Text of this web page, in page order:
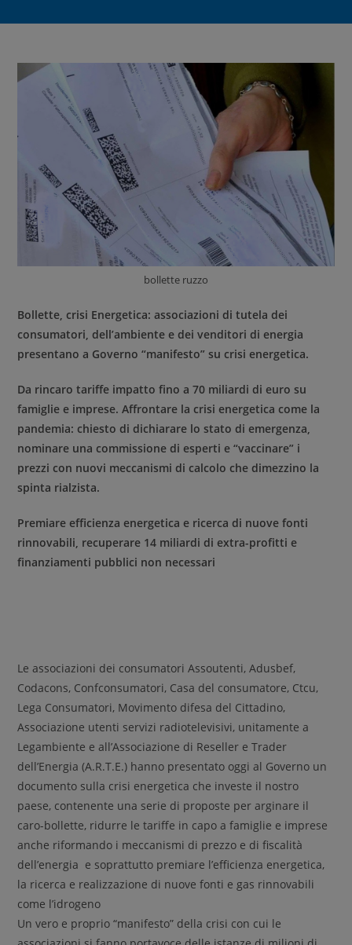
bollette ruzzo
Bollette, crisi Energetica: associazioni di tutela dei
consumatori, dell’ambiente e dei venditori di energia
presentano a Governo “manifesto” su crisi energetica.
Da rincaro tariffe impatto fino a 70 miliardi di euro su
famiglie e imprese. Affrontare la crisi energetica come la
pandemia: chiesto di dichiarare lo stato di emergenza,
nominare una commissione di esperti e “vaccinare” i
prezzi con nuovi meccanismi di calcolo che dimezzino la
spinta rialzista.
Premiare efficienza energetica e ricerca di nuove fonti
rinnovabili, recuperare 14 miliardi di extra-profitti e
finanziamenti pubblici non necessari
Le associazioni dei consumatori Assoutenti, Adusbef,
Codacons, Confconsumatori, Casa del consumatore, Ctcu,
Lega Consumatori, Movimento difesa del Cittadino,
Associazione utenti servizi radiotelevisivi, unitamente a
Legambiente e all’Associazione di Reseller e Trader
dell’Energia (A.R.T.E.) hanno presentato oggi al Governo un
documento sulla crisi energetica che investe il nostro
paese, contenente una serie di proposte per arginare il
caro-bollette, ridurre le tariffe in capo a famiglie e imprese
anche riformando i meccanismi di prezzo e di fiscalità
dell’energia e soprattutto premiare l’efficienza energetica,
la ricerca e realizzazione di nuove fonti e gas rinnovabili
come l’idrogeno
Un vero e proprio “manifesto” della crisi con cui le